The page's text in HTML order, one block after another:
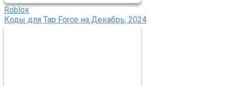
Roblox
Коды для Tap Force на Декабрь, 2024